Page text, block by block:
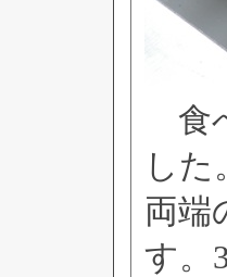
食
し
両端
す。